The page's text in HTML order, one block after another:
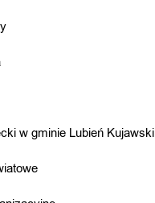
w gminie Lubień Kujawski